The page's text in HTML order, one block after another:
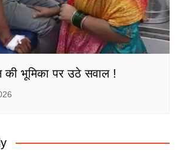
की भूमिका पर उठे सवाल !